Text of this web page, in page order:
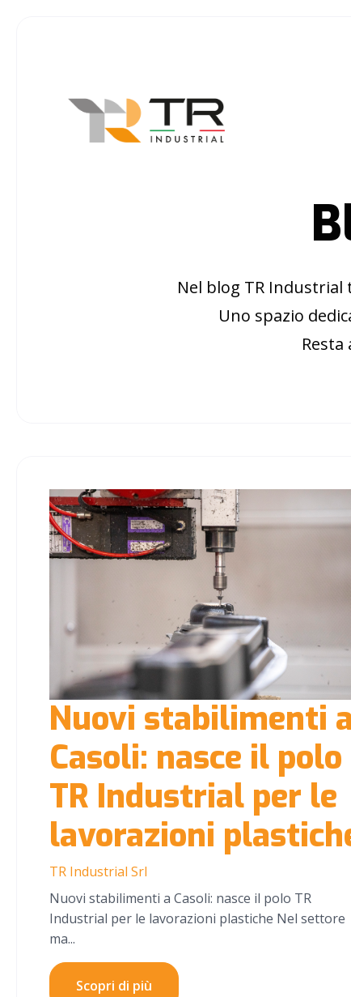
Nel blog TR
Uno spazio
Nuovi stabilimenti a
Casoli: nasce il polo
TR Industrial per le
lavorazioni
TR Industrial Srl
Nuovi stabilimenti a Casoli: nasce il polo TR
Industrial per le lavorazioni plastiche Nel settore
ma...
Scopri di più